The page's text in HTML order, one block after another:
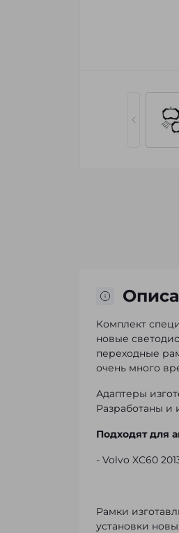
Комплект
новые
переходные
очень много
Адаптеры
Разработаны и
Подходят для
- Volvo XC60
Рамки
установки